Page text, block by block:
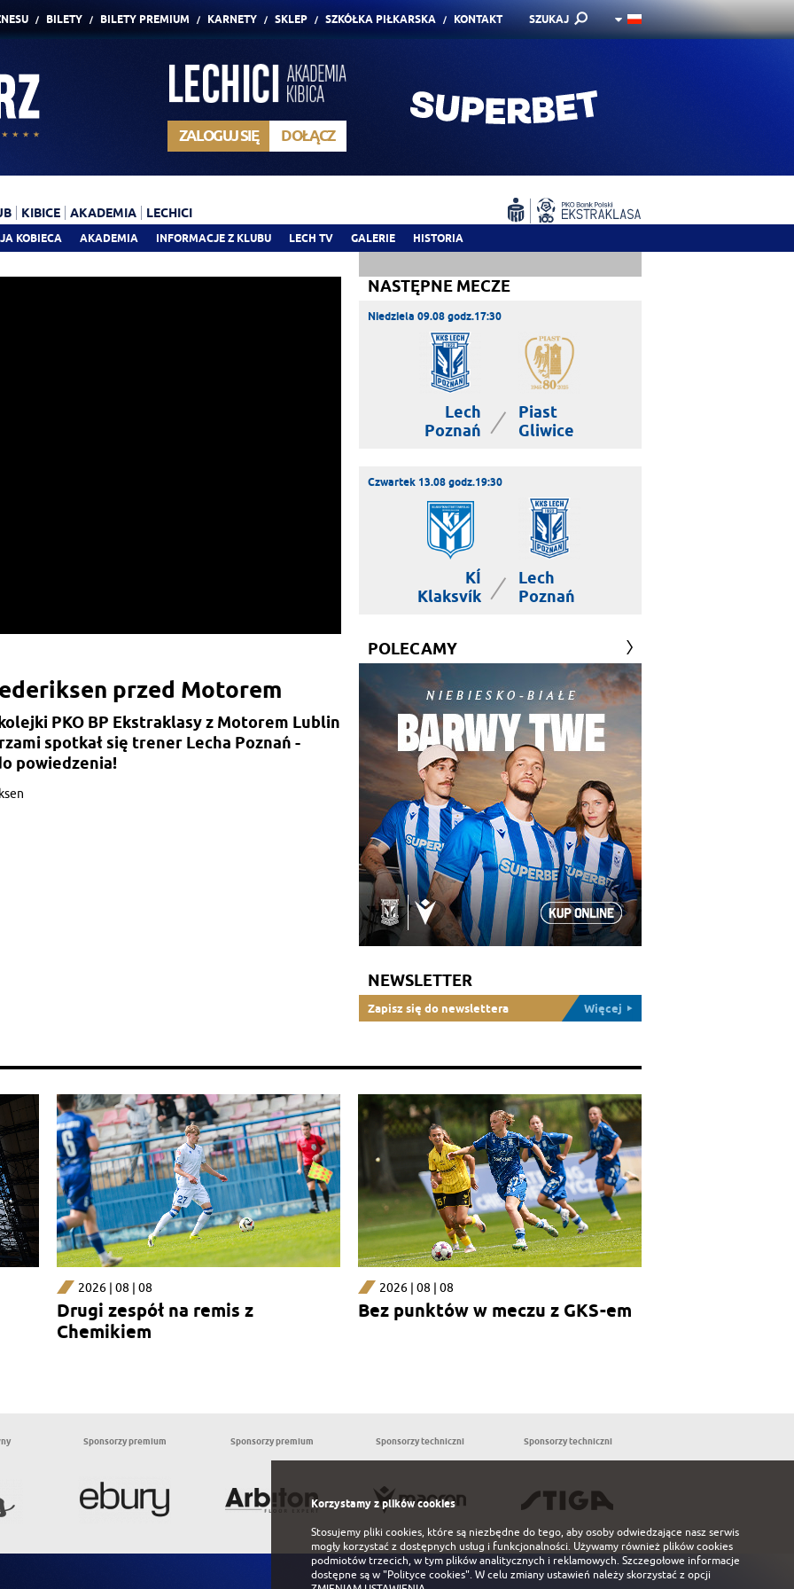
BILETY BILETY PREMIUM KARNETY SKLEP SZKÓŁKA PIŁKARSKA KONTAKT SZUKAJ
ZALOGUJ SIĘ DOŁĄCZ
KOBIECA AKADEMIA INFORMACJE Z KLUBU LECH TV GALERIE HISTORIA
KIBICE AKADEMIA LECHICI
przed Motorem
PKO BP Ekstraklasy z Motorem Lublin
spotkał się trener Lecha Poznań -
powiedzenia!
NASTĘPNE MECZE
Niedziela 09.08 godz.17:30
Lech
Poznań
|
Piast
Gliwice
Czwartek 13.08 godz.19:30
KÍ
Klaksvík
|
Lech
Poznań
POLECAMY
NEWSLETTER
Zapisz się do newslettera Więcej
2026 | 08 | 08
Drugi zespół na remis z
Chemikiem
2026 | 08 | 08
Bez punktów w meczu z GKS-em
Sponsorzy premium Sponsorzy premium Sponsorzy techniczni Sponsorzy techniczni
Korzystamy z plików cookies
Stosujemy pliki cookies, które są niezbędne do tego, aby osoby odwiedzające nasz serwis
mogły korzystać z dostępnych usług i funkcjonalności. Używamy również plików cookies
podmiotów trzecich, w tym plików analitycznych i reklamowych. Szczegołowe informacje
dostępne są w"Polityce cookies". W celu zmiany ustawień należy skorzystać z opcji